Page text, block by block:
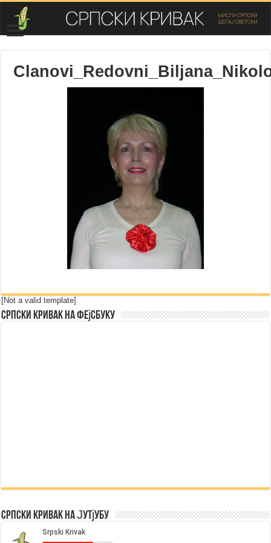
[Not a valid template]
Српски Кривак на Фејсбуку
Српски Кривак на Јутјубу